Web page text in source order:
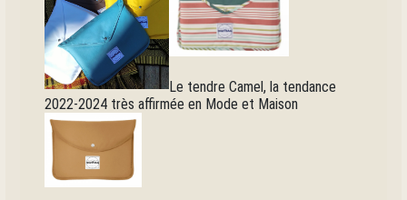
Le tendre Camel, la tendance
2022-2024 très affirmée en Mode et Maison